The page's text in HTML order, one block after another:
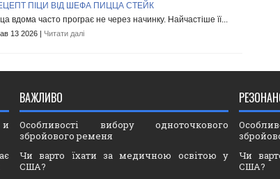
ПІЦИ ВІД ШЕФА ПИЦЦА СТЕЙК
вдома часто програє не через начинку. Найчастіше її...
13 2026 | Читати далі
ВАЖЛИВО
Особливості вибору одноточкового
збройового ременя
Чи варто їхати за медичною освітою у
США?
Чи
США?